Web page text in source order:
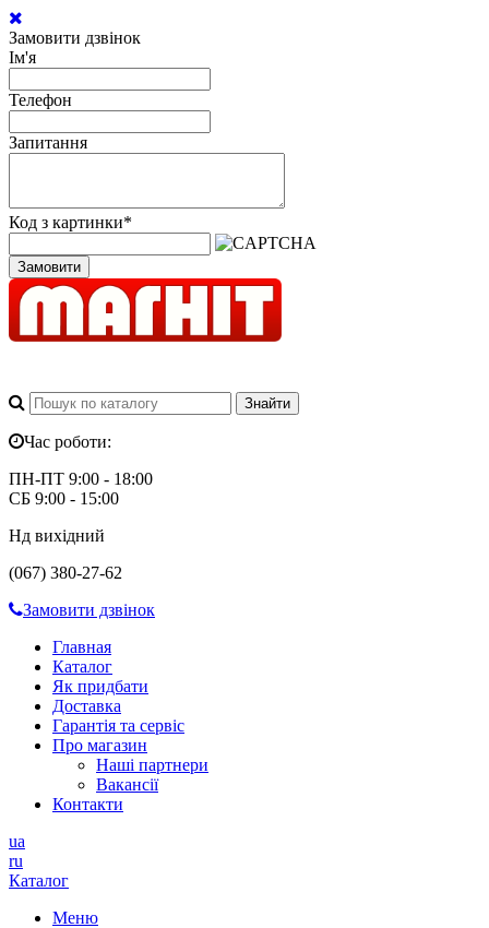
Замовити дзвінок
Ім'я
Телефон
Запитання
Код з картинки*
Замовити
Час роботи:
ПН-ПТ 9:00 - 18:00
СБ 9:00 - 15:00
Нд вихідний
(067) 380-27-62
Замовити дзвінок
Главная
Каталог
Як придбати
Доставка
Гарантія та сервіс
Про магазин
Наші партнери
Вакансії
Контакти
ua
ru
Каталог
Меню